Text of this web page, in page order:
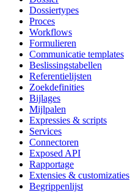
Dossiertypes
Proces
Workflows
Formulieren
Communicatie templates
Beslissingstabellen
Referentielijsten
Zoekdefinities
Bijlages
Mijlpalen
Expressies & scripts
Services
Connectoren
Exposed API
Rapportage
Extensies & customizaties
Begrippenlijst